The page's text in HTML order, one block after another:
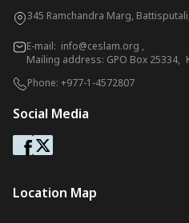
345 Ramchandra Marg,
E-mail: info@ceslam.org ,
Mailing address: GPO Box 25334,
Phone: +977-1-4572807
Social Media
Location Map